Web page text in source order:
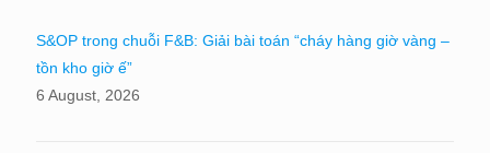
S&OP trong chuỗi F&B: Giải bài toán “cháy hàng giờ vàng –
tồn kho giờ ế”
6 August, 2026